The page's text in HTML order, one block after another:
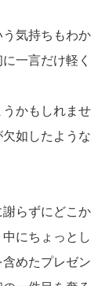
気持ちもわか
一言だけ軽く
かもしれませ
如したような
らずにどこか
にちょっとし
めたプレゼン